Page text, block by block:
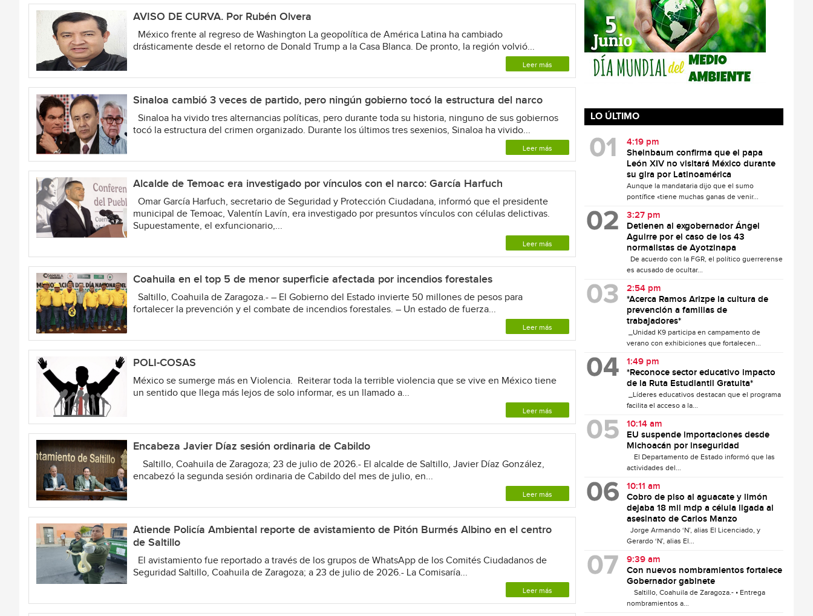
AVISO DE CURVA. Por Rubén Olvera
México frente al regreso de Washington La geopolítica de América Latina ha cambiado
drásticamente desde el retorno de Donald Trump a la Casa Blanca. De pronto, la región volvió...
Leer más
Sinaloa cambió 3 veces de partido, pero ningún gobierno tocó la estructura del narco
Sinaloa ha vivido tres alternancias políticas, pero durante toda su historia, ninguno de sus gobiernos
tocó la estructura del crimen organizado. Durante los últimos tres sexenios, Sinaloa ha vivido...
Leer más
Alcalde de Temoac era investigado por vínculos con el narco: García Harfuch
Omar García Harfuch, secretario de Seguridad y Protección Ciudadana, informó que el presidente
municipal de Temoac, Valentín Lavín, era investigado por presuntos vínculos con células delictivas.
Supuestamente, el exfuncionario,...
Leer más
Coahuila en el top 5 de menor superficie afectada por incendios forestales
Saltillo, Coahuila de Zaragoza.- – El Gobierno del Estado invierte 50 millones de pesos para
fortalecer la prevención y el combate de incendios forestales. – Un estado de fuerza...
Leer más
POLI-COSAS
México se sumerge más en Violencia. Reiterar toda la terrible violencia que se vive en México tiene
un sentido que llega más lejos de solo informar, es un llamado a...
Leer más
Encabeza Javier Díaz sesión ordinaria de Cabildo
Saltillo, Coahuila de Zaragoza; 23 de julio de 2026.- El alcalde de Saltillo, Javier Díaz González,
encabezó la segunda sesión ordinaria de Cabildo del mes de julio, en...
Leer más
Atiende Policía Ambiental reporte de avistamiento de Pitón Burmés Albino en el centro
de Saltillo
El avistamiento fue reportado a través de los grupos de WhatsApp de los Comités Ciudadanos de
Seguridad Saltillo, Coahuila de Zaragoza; a 23 de julio de 2026.- La Comisaría...
Leer más
LO ÚLTIMO
4:19 pm
Sheinbaum confirma que el papa
León XIV no visitará México durante
su gira por Latinoamérica
Aunque la mandataria dijo que el sumo
pontífice «tiene muchas ganas de venir...
3:27 pm
Detienen al exgobernador Ángel
Aguirre por el caso de los 43
normalistas de Ayotzinapa
De acuerdo con la FGR, el político guerrerense
es acusado de ocultar...
2:54 pm
*Acerca Ramos Arizpe la cultura de
prevención a familias de
trabajadores*
_Unidad K9 participa en campamento de
verano con exhibiciones que fortalecen...
1:49 pm
*Reconoce sector educativo impacto
de la Ruta Estudiantil Gratuita*
_Líderes educativos destacan que el programa
facilita el acceso a la...
10:14 am
EU suspende importaciones desde
Michoacán por inseguridad
El Departamento de Estado informó que las
actividades del...
10:11 am
Cobro de piso al aguacate y limón
dejaba 18 mil mdp a célula ligada al
asesinato de Carlos Manzo
Jorge Armando ‘N’, alias El Licenciado, y
Gerardo ‘N’, alias El...
9:39 am
Con nuevos nombramientos fortalece
Gobernador gabinete
Saltillo, Coahuila de Zaragoza.- • Entrega
nombramientos a...